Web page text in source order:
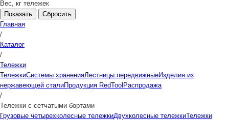
Вес, кг тележек
Сбросить
Главная
/
Каталог
/
Тележки
ТележкиСистемы храненияЛестницы передвижныеИзделия из
нержавеющей сталиПродукция RedTool Распродажа
/
Тележки с сетчатыми бортами
Грузовые четырехколесные тележкиДвухколесные тележкиТележки